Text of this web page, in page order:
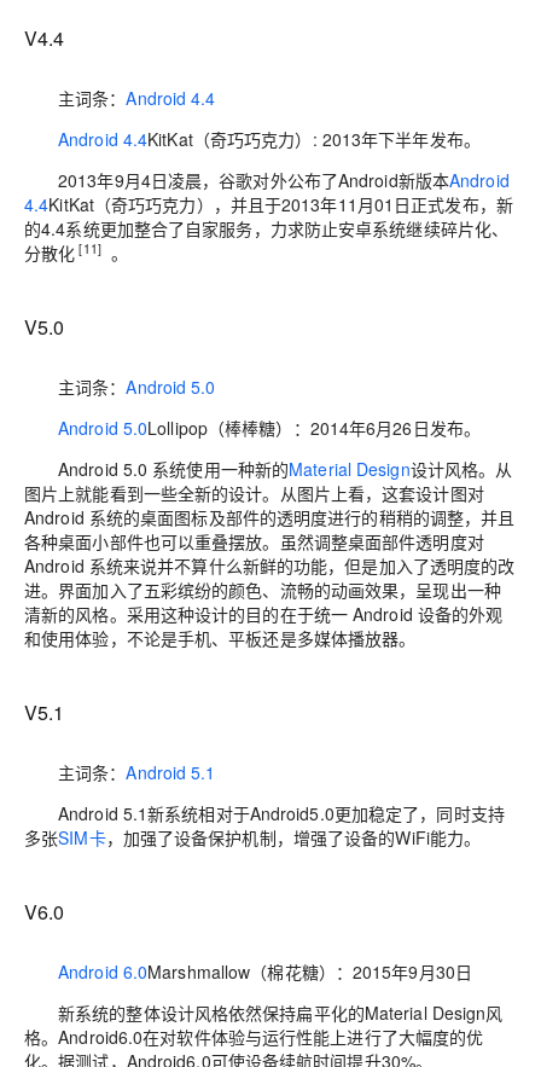
V4.4
主词条：Android 4.4
Android 4.4KitKat（奇巧巧克力）: 2013年下半年发布。
2013年9月4日凌晨，谷歌对外公布了Android新版本Android
4.4KitKat（奇巧巧克力），并且于2013年11月01日正式发布，新
的4.4系统更加整合了自家服务，力求防止安卓系统继续碎片化、
分散化 [11] 。
V5.0
主词条：Android 5.0
Android 5.0Lollipop（棒棒糖）：2014年6月26日发布。
Android 5.0 系统使用一种新的Material Design设计风格。从
图片上就能看到一些全新的设计。从图片上看，这套设计图对
Android 系统的桌面图标及部件的透明度进行的稍稍的调整，并且
各种桌面小部件也可以重叠摆放。虽然调整桌面部件透明度对
Android 系统来说并不算什么新鲜的功能，但是加入了透明度的改
进。界面加入了五彩缤纷的颜色、流畅的动画效果，呈现出一种
清新的风格。采用这种设计的目的在于统一 Android 设备的外观
和使用体验，不论是手机、平板还是多媒体播放器。
V5.1
主词条：Android 5.1
Android 5.1新系统相对于Android5.0更加稳定了，同时支持
多张SIM卡，加强了设备保护机制，增强了设备的WiFi能力。
V6.0
Android 6.0Marshmallow（棉花糖）：2015年9月30日
新系统的整体设计风格依然保持扁平化的Material Design风
格。Android6.0在对软件体验与运行性能上进行了大幅度的优
化。据测试，Android6.0可使设备续航时间提升30%。